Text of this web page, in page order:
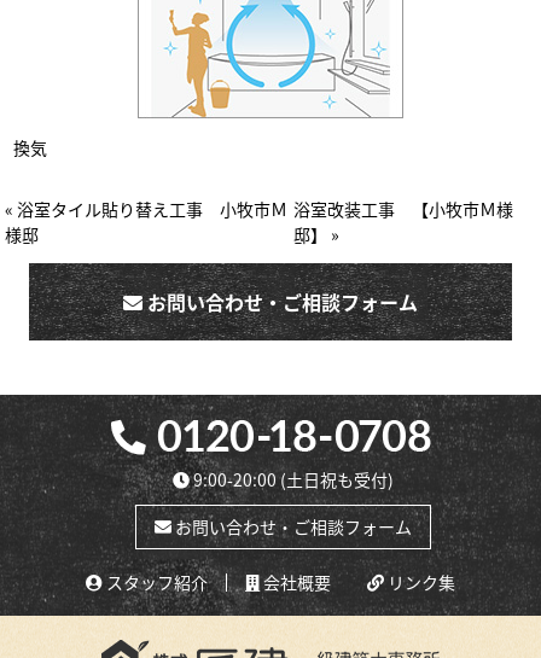
換気
« 浴室タイル貼り替え工事 小牧市Ｍ
様邸
浴室改装工事 【小牧市Ｍ様
邸】 »
お問い合わせ・ご相談フォーム
9:00-20:00(土日祝も受付)
お問い合わせ・ご相談フォーム
スタッフ紹介 会社概要 リンク集